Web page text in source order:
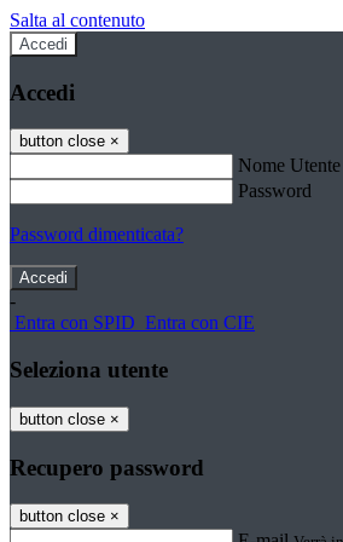
Salta al contenuto
Accedi
Accedi
button close ×
Nome Utente
Password
Password dimenticata?
-
Entra con SPID Entra con CIE
Seleziona utente
button close ×
Recupero password
button close ×